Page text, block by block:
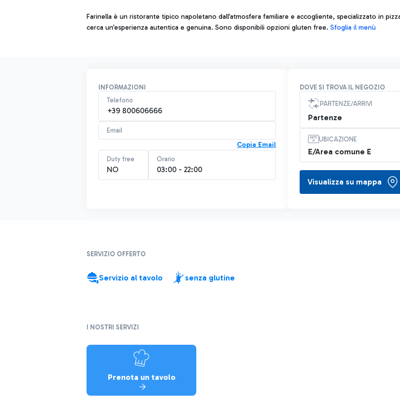
Farinella è un ristorante tipico napoletano dall’atmosfera familiare e accogliente, specializzato in
cerca un’esperienza autentica e genuina. Sono disponibili opzioni gluten free. Sfoglia il menù
INFORMAZIONI
Telefono
+39 800606666
Email
Copia Email
Duty free
NO
Orario
03:00 - 22:00
DOVE SI TROVA IL NEGOZIO
PARTENZE/ARRIVI
Partenze
UBICAZIONE
E/Area comune E
Visualizza su mappa
SERVIZIO OFFERTO
Servizio al tavolo senza glutine
I NOSTRI SERVIZI
Prenota un tavolo